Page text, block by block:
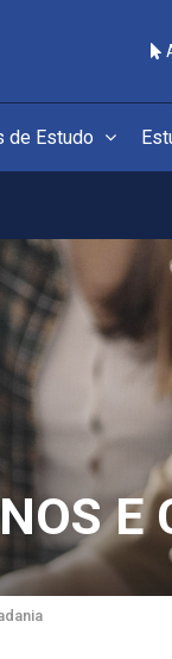
de Estudo
E